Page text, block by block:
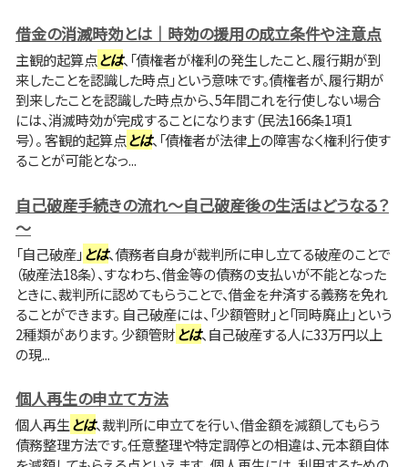
借金の消滅時効とは｜時効の援用の成立条件や注意点
主観的起算点とは、「債権者が権利の発生したこと、履行期が到
来したことを認識した時点」という意味です。債権者が、履行期が
到来したことを認識した時点から、5年間これを行使しない場合
には、消滅時効が完成することになります（民法166条1項1
号）。 客観的起算点とは、「債権者が法律上の障害なく権利行使す
ることが可能となっ...
自己破産手続きの流れ～自己破産後の生活はどうなる？
～
「自己破産」とは、債務者自身が裁判所に申し立てる破産のことで
（破産法18条）、すなわち、借金等の債務の支払いが不能となった
ときに、裁判所に認めてもらうことで、借金を弁済する義務を免れ
ることができます。 自己破産には、「少額管財」と「同時廃止」という
2種類があります。 少額管財とは、自己破産する人に33万円以上
の現...
個人再生の申立て方法
個人再生とは、裁判所に申立てを行い、借金額を減額してもらう
債務整理方法です。任意整理や特定調停との相違は、元本額自体